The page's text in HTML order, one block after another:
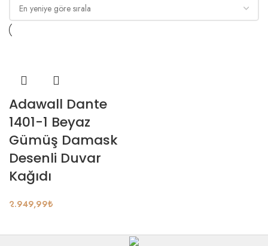
Adawall Dante
1401-1 Beyaz
Gümüş Damask
Desenli Duvar
Kağıdı
2.949,99₺